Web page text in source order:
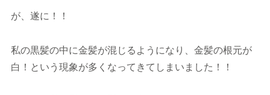
が、遂に！！
私の黒髪の中に金髪が混じるようになり、金髪の根元が
白！という現象が多くなってきてしまいました！！